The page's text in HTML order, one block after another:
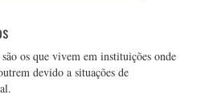
os que vivem em instituições onde
devido a situações de